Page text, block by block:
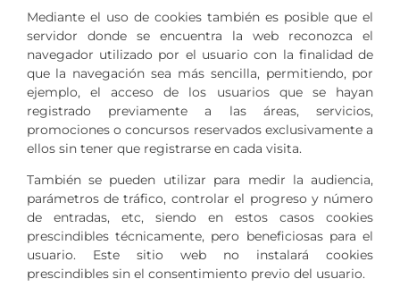
Mediante el uso de cookies también es posible que el
servidor donde se encuentra la web reconozca el
navegador utilizado por el usuario con la finalidad de
que la navegación sea más sencilla, permitiendo, por
ejemplo, el acceso de los usuarios que se hayan
registrado previamente a las áreas, servicios,
promociones o concursos reservados exclusivamente a
ellos sin tener que registrarse en cada visita.
También se pueden utilizar para medir la audiencia,
parámetros de tráfico, controlar el progreso y número
de entradas, etc, siendo en estos casos cookies
prescindibles técnicamente, pero beneficiosas para el
usuario. Este sitio web no instalará cookies
prescindibles sin el consentimiento previo del usuario.